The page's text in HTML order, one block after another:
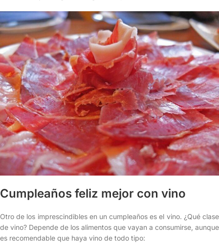
Cumpleaños feliz mejor con vino
Otro de los imprescindibles en un cumpleaños es el vino. ¿Qué clase
de vino? Depende de los alimentos que vayan a consumirse, aunque
es recomendable que haya vino de todo tipo: